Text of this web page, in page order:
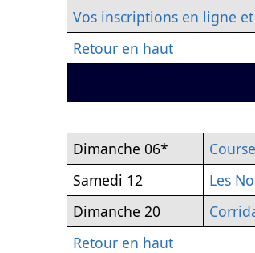
Vos inscriptions en ligne
Retour en haut
Dimanche 06*
Samedi 12
Les
Dimanche 20
Retour en haut